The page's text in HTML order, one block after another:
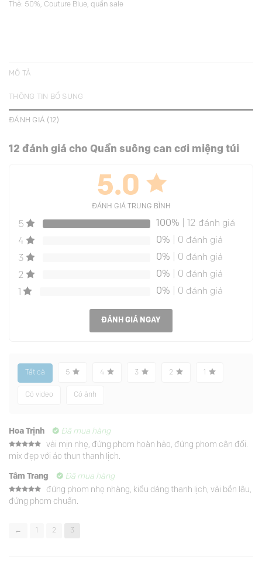
Thẻ: 50%, Couture Blue, quần sale
MÔ TẢ
THÔNG TIN BỔ SUNG
ĐÁNH GIÁ (12)
12 đánh giá cho Quần suông can cơi miệng túi
5.0
ĐÁNH GIÁ TRUNG BÌNH
5 100% | 12 đánh giá
4
0% | 0 đánh giá
3
0% | 0 đánh giá
2
0% | 0 đánh giá
0% | 0 đánh giá
ĐÁNH GIÁ NGAY
Tất cả 5 4 3 2
Có video Có ảnh
Hoa Trịnh Đã mua hàng
Được xếp
hạng5 5
vải mịn nhẹ, đứng phom hoàn hảo, đứng phom cân đối.
mix đẹp với áo thun thanh lịch.
Tâm Trang Đã mua hàng
Được xếp
hạng5 5
đứng phom nhẹ nhàng, kiểu dáng thanh lịch, vải bền lâu,
đứng phom chuẩn.
← 2 3